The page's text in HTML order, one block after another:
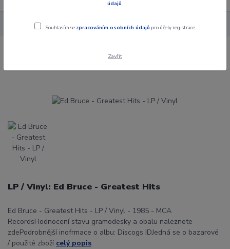
Alba Gramodesky Ed Bruce - Greatest Hits - LP / Vinyl
Ed Bruce - Greatest Hits - LP / Vinyl
LP / Vinyl: Ed Bruce - Greatest Hits
Ed Bruce - Greatest Hits - LP / Vinyl - 1985 - MCA
RecordsHodnocení stavu gramodesky a obalu naleznete
zdePodrobnější inofrmace o albu: Discogs IDJedná se o bazarové
/ použité zboží celý popis
údajů.
Souhlasím se zpracováním osobních údajů pro účely registrace.
Zavřít